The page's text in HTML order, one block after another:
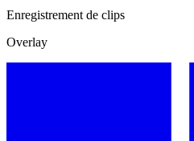
Enregistrement de clips
Overlay